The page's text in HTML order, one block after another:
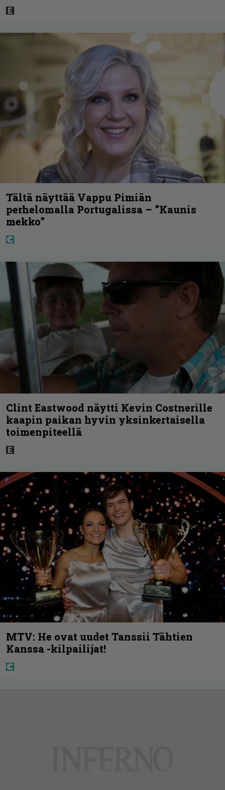
Tältä näyttää Vappu Pimiän
perhelomalla Portugalissa – ”Kaunis
mekko”
Clint Eastwood näytti Kevin Costnerille
kaapin paikan hyvin yksinkertaisella
toimenpiteellä
MTV: He ovat uudet Tanssii Tähtien
Kanssa -kilpailijat!